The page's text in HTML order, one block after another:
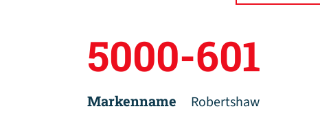
5000-601
Markenname Robertshaw